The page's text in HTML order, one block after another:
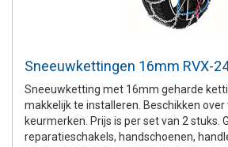
Sneeuwkettingen 16mm RVX-
Sneeuwketting met 16mm geharde
makkelijk te installeren. Beschikken over
keurmerken. Prijs is per set van 2 stuks.
reparatieschakels, handschoenen,